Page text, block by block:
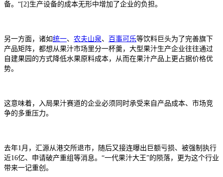
备。“[2]生产设备的成本无形中增加了企业的负担。
另一方面，诸如统一、 农夫山泉、 百事可乐等饮料巨头为了完善旗下
产品矩阵，都想从果汁市场里分一杯羹，大型果汁生产企业往往通过
自建果园的方式降低水果原料成本，从而在果汁产品上更占据价格优
势。
这意味着，入局果汁赛道的企业必须同时承受来自产品成本、市场竞
争的多重压力。
去年1月，汇源从港交所退市，随后又接连曝出巨额亏损、被强制执行
近16亿、申请破产重组等消息。“一代果汁大王”的陨落，更为这个行业
带来一记重创。